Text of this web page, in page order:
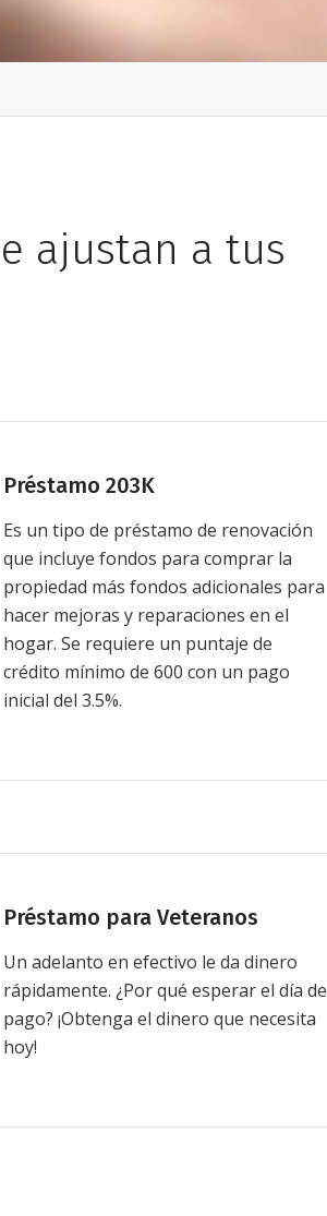
ajustan a tus
Préstamo 203K
Es un tipo de préstamo de renovación
que incluye fondos para comprar la
propiedad más fondos adicionales para
hacer mejoras y reparaciones en el
hogar. Se requiere un puntaje de
crédito mínimo de 600 con un pago
inicial del 3.5%.
Préstamo para Veteranos
Un adelanto en efectivo le da dinero
rápidamente. ¿Por qué esperar el día de
pago? ¡Obtenga el dinero que necesita
hoy!